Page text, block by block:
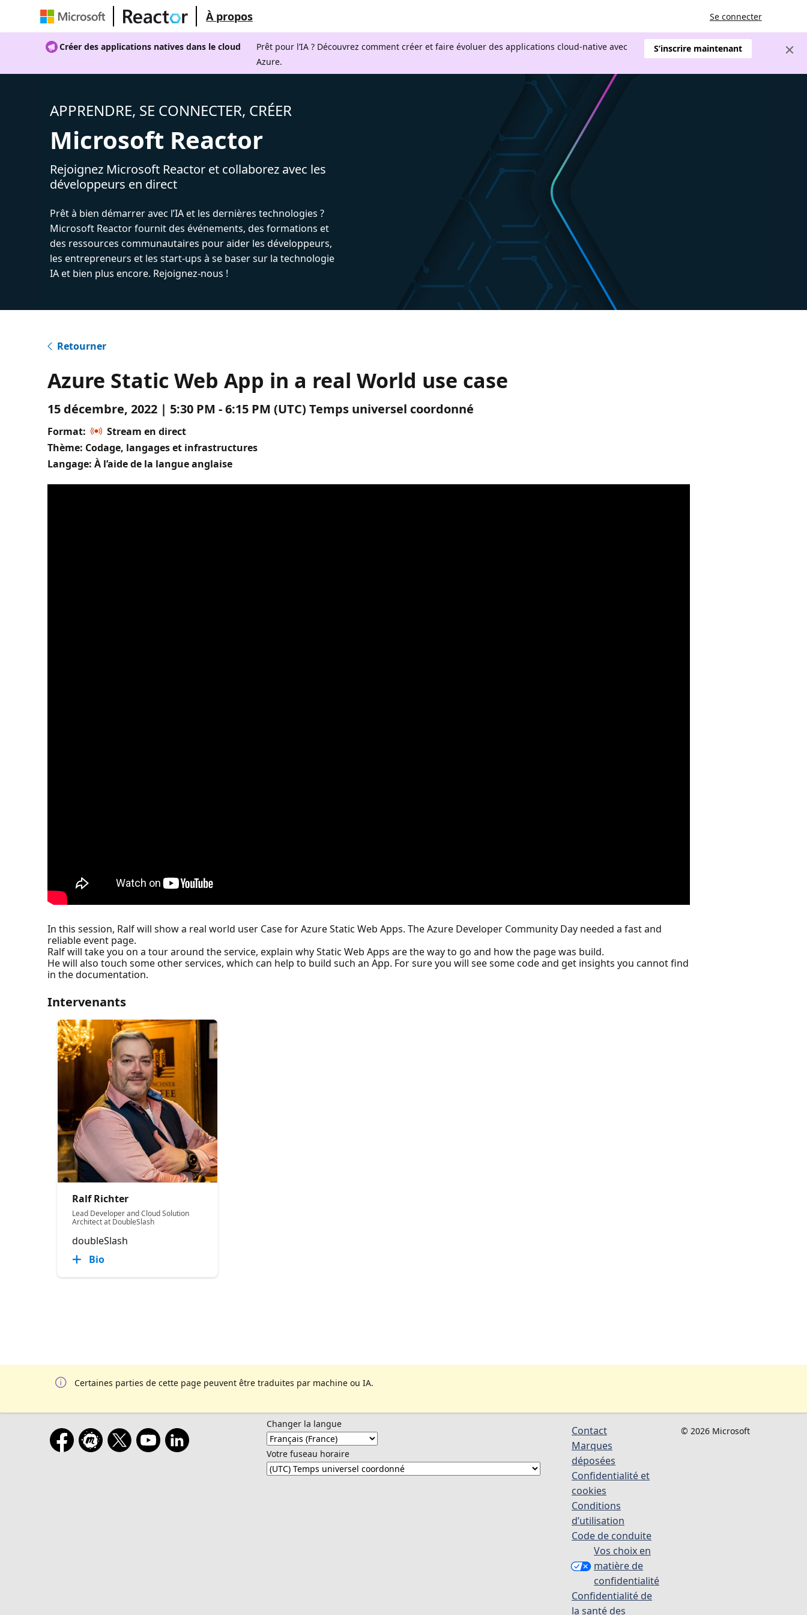
À propos Se connecter
Créer des applications natives dans le cloud
Prêt pour l’IA ? Découvrez comment créer et faire évoluer des applications cloud-native avec
Azure.
S’inscrire maintenant
APPRENDRE, SE CONNECTER, CRÉER
Microsoft Reactor
Rejoignez Microsoft Reactor et collaborez avec les
développeurs en direct
Prêt à bien démarrer avec l’IA et les dernières technologies ?
Microsoft Reactor fournit des événements, des formations et
des ressources communautaires pour aider les développeurs,
les entrepreneurs et les start-ups à se baser sur la technologie
IA et bien plus encore. Rejoignez-nous !
Retourner
Azure Static Web App in a real World use case
15 décembre, 2022 | 5:30 PM - 6:15 PM (UTC) Temps universel coordonné
Format:
Stream en direct
Thème: Codage, langages et infrastructures
Langage: À l’aide de la langue anglaise
In this session, Ralf will show a real world user Case for Azure Static Web Apps. The Azure Developer Community Day needed a fast and
reliable event page.
Ralf will take you on a tour around the service, explain why Static Web Apps are the way to go and how the page was build.
He will also touch some other services, which can help to build such an App. For sure you will see some code and get insights you cannot find
in the documentation.
Intervenants
Ralf Richter
Lead Developer and Cloud Solution
Architect at DoubleSlash
doubleSlash
Bio
Certaines parties de cette page peuvent être traduites par machine ou IA.
Changer la langue
Votre fuseau horaire
Contact
Marques
déposées
Confidentialité et
cookies
Conditions
d’utilisation
Code de conduite
Vos choix en
matière de
confidentialité
Confidentialité de
la santé des
© 2026 Microsoft